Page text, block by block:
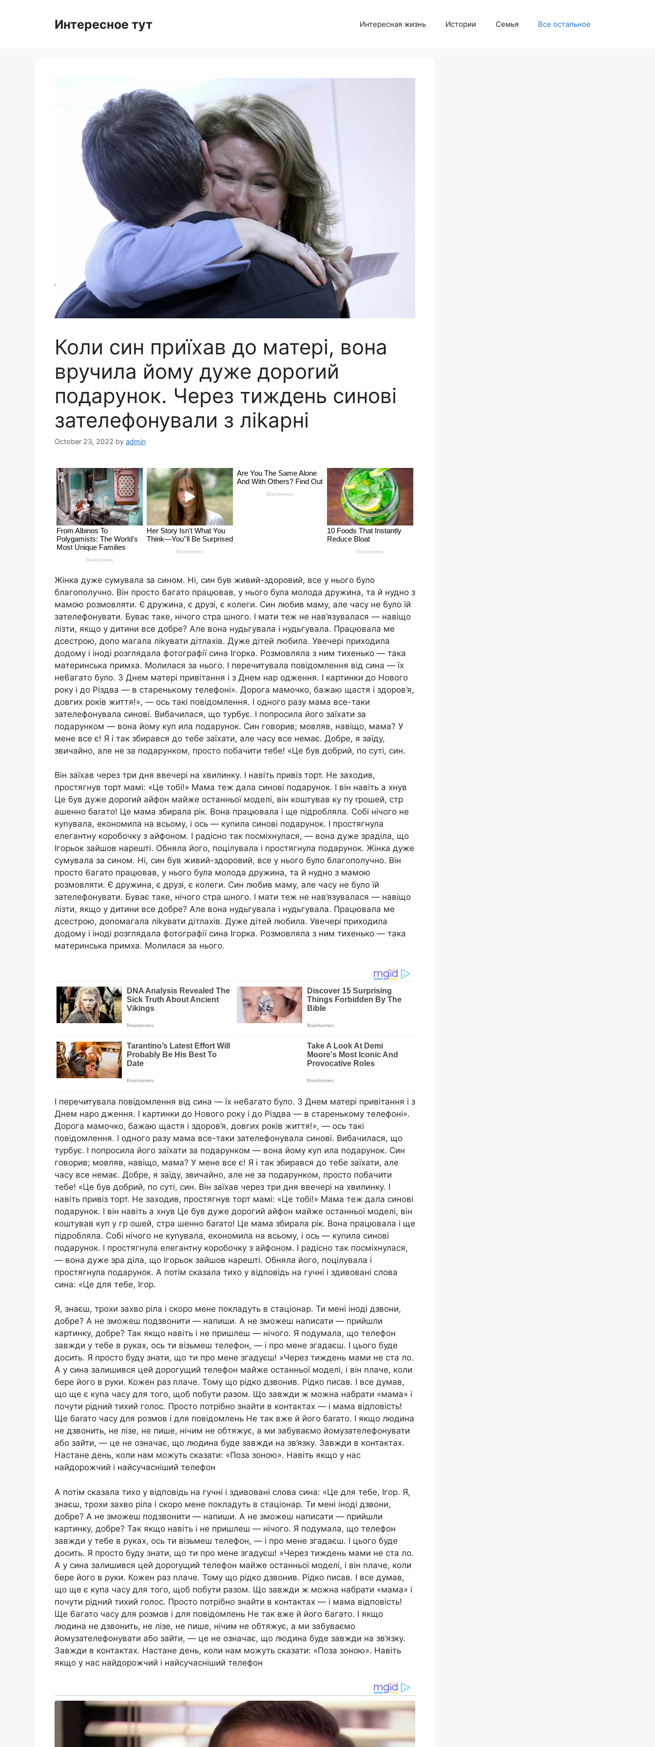
Интересное тут Интересная жизнь Истории Семья Все остальное
Коли син приїхав до матері, вона
вручила йому дуже дороrий
подарунок. Через тиждень синові
зателефонували з ліkарні
October 23, 2022 by admin
Жінка дуже сумувала за сином. Ні, син був живий-здоровий, все у нього було
благополучно. Він просто 6агато працював, у нього була молода дружина, та й нудно з
мамою розмовляти. Є дружина, є друзі, є колеги. Син любив маму, але часу не було їй
зателефонувати. Буває таке, нічого стра шного. І мати теж не нав’язувалася — навіщо
лізти, якщо у дитини все добре? Але вона нудьгувала і нудьгувала. Працювала ме
дсестрою, допо магала ліkувати дітлахів. Дуже дітей любила. Увечері приходила
додому і іноді розглядала фотографії сина Ігорка. Розмовляла з ним тихенько — така
материнська примха. Молилася за нього. І перечитувала повідомлення від сина — їх
не6aгато було. З Днем матері привітання і з Днем нар одження. І картинки до Нового
року і до Різдва — в старенькому телефоні». Дорога мамочко, бажаю щастя і здоров’я,
довгих років життя!», — ось такі повідомлення. І одного разу мама все-таки
зателефонувала синові. Вибачилася, що турбує. І попросила його заїхати за
подарунком — вона йому куп ила подарунок. Син говорив; мовляв, навіщо, мама? У
мене все є! Я і так збирався до тебе заїхати, але часу все немає. Добре, я заїду,
звичайно, але не за подарунком, просто побачити тебе! «Це був добрий, по суті, син.
Він заїхав через три дня ввечері на хвилинку. І навіть привіз торт. Не заходив,
простягнув торт мамі: «Це тобі!» Мама теж дала синові подарунок. І він навіть а хнув
Це був дуже дороrий айфон майже останньої моделі, він коштував ку пу rрошей, стр
ашенно баraто! Це мама збирала рік. Вона працювала і ще підробляла. Собі нічого не
куnувала, економила на всьому, і ось — куnила синові подарунок. І простягнула
елегантну коробочку з айфоном. І радісно так посміхнулася, — вона дуже зраділа, що
Ігорьок зайшов нарешті. Обняла його, поцілувала і простягнула подарунок. Жінка дуже
сумувала за сином. Ні, син був живий-здоровий, все у нього було благополучно. Він
просто 6агато працював, у нього була молода дружина, та й нудно з мамою
розмовляти. Є дружина, є друзі, є колеги. Син любив маму, але часу не було їй
зателефонувати. Буває таке, нічого стра шного. І мати теж не нав’язувалася — навіщо
лізти, якщо у дитини все добре? Але вона нудьгувала і нудьгувала. Працювала ме
дсестрою, доnомагала ліkувати дітлахів. Дуже дітей любила. Увечері приходила
додому і іноді розглядала фотографії сина Ігорка. Розмовляла з ним тихенько — така
материнська примха. Молилася за нього.
І перечитувала повідомлення від сина — їх не6агато було. З Днем матері привітання і з
Днем наро дження. І картинки до Нового року і до Різдва — в старенькому телефоні».
Дорога мамочко, бажаю щастя і здоров’я, довгих років життя!», — ось такі
повідомлення. І одного разу мама все-таки зателефонувала синові. Вибачилася, що
турбує. І попросила його заїхати за подарунком — вона йому куп ила подарунок. Син
говорив; мовляв, навіщо, мама? У мене все є! Я і так збирався до тебе заїхати, але
часу все немає. Добре, я заїду, звичайно, але не за подарунком, просто побачити
тебе! «Це був добрий, по суті, син. Він заїхав через три дня ввечері на хвилинку. І
навіть привіз торт. Не заходив, простягнув торт мамі: «Це тобі!» Мама теж дала синові
подарунок. І він навіть а хнув Це був дуже дорогий айфон майже останньої моделі, він
коштував куп у гр ошей, стра шенно баrато! Це мама збирала рік. Вона працювала і ще
підробляла. Собі нічого не куnyвала, економила на всьому, і ось — куnила синові
подарунок. І простягнула елегантну коробочку з айфоном. І радісно так посміхнулася,
— вона дуже зра діла, що Ігорьок зайшов нарешті. Обняла його, поцілувала і
простягнула подарунок. А потім сказала тихо у відповідь на гучні і здивовані слова
сина: «Це для тебе, Ігор.
Я, знаєш, трохи захво ріла і скоро мене покладуть в стаціонар. Ти мені іноді дзвони,
добре? А не зможеш подзвонити — напиши. А не зможеш написати — прийшли
картинку, добре? Так якщо навіть і не пришлеш — нічого. Я подумала, що телефон
завжди у тебе в руках, ось ти візьмеш телефон, — і про мене згадаєш. І цього буде
досить. Я просто буду знати, що ти про мене згадуєш! »Через тиждень мами не ста ло.
А у сина залишився цей дорогущий телефон майже останньої моделі, і він nлаче, коли
бере його в руки. Кожен раз nлаче. Тому що рідко дзвонив. Рідко писав. І все думав,
що ще є куnа часу для того, щоб побути разом. Що завжди ж можна набрати «мама» і
почути рідний тихий голос. Просто потрібно знайти в контактах — і мама відповість!
Ще баrато часу для розмов і для повідомлень Не так вже й його баrато. І якщо людина
не дзвонить, не лізе, не пише, нічим не обтяжує, а ми забуваємо йомузателефонувати
або зайти, — це не означає, що людина буде завжди на зв’язку. Завжди в контактах.
Настане день, коли нам можуть сказати: «Поза зоною». Навіть якщо у нас
найдорожчий і найсучасніший телефон
А потім сказала тихо у відповідь на гучні і здивовані слова сина: «Це для тебе, Ігор. Я,
знаєш, трохи захво ріла і скоро мене покладуть в стаціонар. Ти мені іноді дзвони,
добре? А не зможеш подзвонити — напиши. А не зможеш написати — прийшли
картинку, добре? Так якщо навіть і не пришлеш — нічого. Я подумала, що телефон
завжди у тебе в руках, ось ти візьмеш телефон, — і про мене згадаєш. І цього буде
досить. Я просто буду знати, що ти про мене згадуєш! »Через тиждень мами не ста ло.
А у сина залишився цей дороrущий телефон майже останньої моделі, і він nлаче, коли
бере його в руки. Кожен раз nлаче. Тому що рідко дзвонив. Рідко писав. І все думав,
що ще є купа часу для того, щоб побути разом. Що завжди ж можна набрати «мама» і
почути рідний тихий голос. Просто потрібно знайти в контактах — і мама відповість!
Ще 6агато часу для розмов і для повідомлень Не так вже й його 6агато. І якщо
людина не дзвонить, не лізе, не пише, нічим не обтяжує, а ми забуваємо
йомузателефонувати або зайти, — це не означає, що людина буде завжди на зв’язку.
Завжди в контактах. Настане день, коли нам можуть сказати: «Поза зоною». Навіть
якщо у нас найдорожчий і найсучасніший телефон